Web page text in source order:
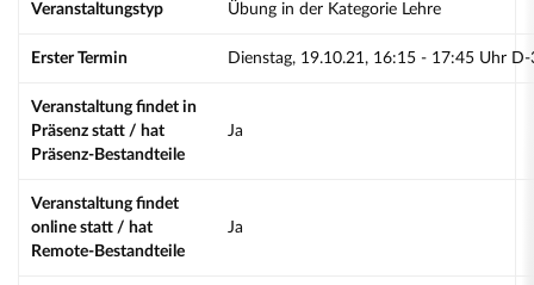
Veranstaltungstyp Übung in der Kategorie Lehre
Erster Termin Dienstag, 19.10.21, 16:15 - 17:45 Uhr
Veranstaltung findet in
Präsenz statt / hat
Präsenz-Bestandteile
Ja
Veranstaltung findet
online statt / hat
Remote-Bestandteile
Ja